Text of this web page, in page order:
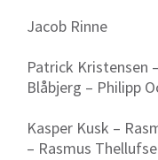
Jacob Rinne
Patrick Kristensen
Blåbjerg – Philipp
Kasper Kusk –
– Rasmus